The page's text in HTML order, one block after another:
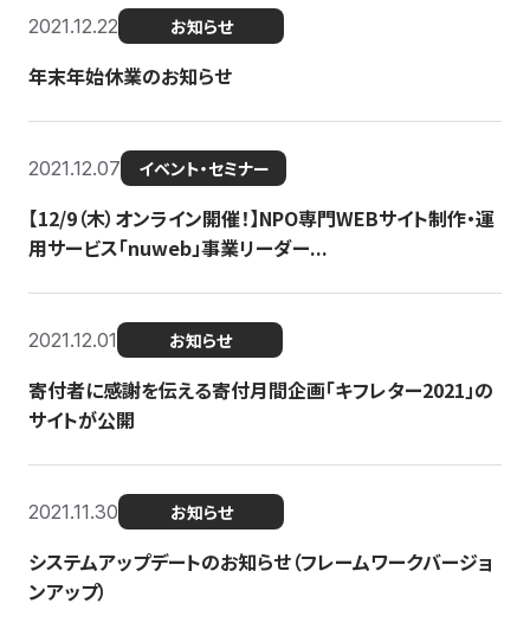
2021.12.22 お知らせ
年末年始休業のお知らせ
2021.12.07 イベント・セミナー
【12/9（木）オンライン開催！】NPO専門WEBサイト制作・運
用サービス「nuweb」事業リーダー...
2021.12.01 お知らせ
寄付者に感謝を伝える寄付月間企画「キフレター2021」の
サイトが公開
2021.11.30 お知らせ
システムアップデートのお知らせ（フレームワークバージョ
ンアップ）